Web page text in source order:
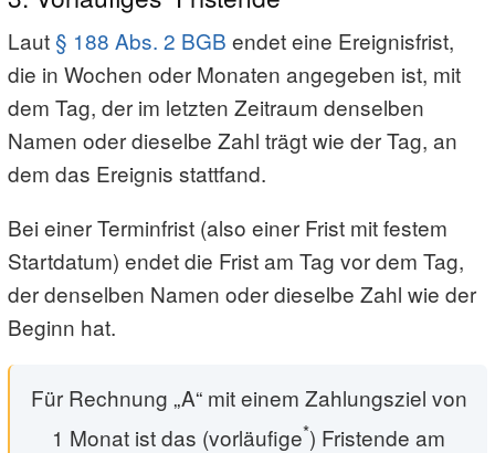
Laut § 188 Abs. 2 BGB endet eine Ereignisfrist,
die in Wochen oder Monaten angegeben ist, mit
dem Tag, der im letzten Zeitraum denselben
Namen oder dieselbe Zahl trägt wie der Tag, an
dem das Ereignis stattfand.
Bei einer Terminfrist (also einer Frist mit festem
Startdatum) endet die Frist am Tag vor dem Tag,
der denselben Namen oder dieselbe Zahl wie der
Beginn hat.
Für Rechnung „A“ mit einem Zahlungsziel von
1 Monat ist das (vorläufige*) Fristende am